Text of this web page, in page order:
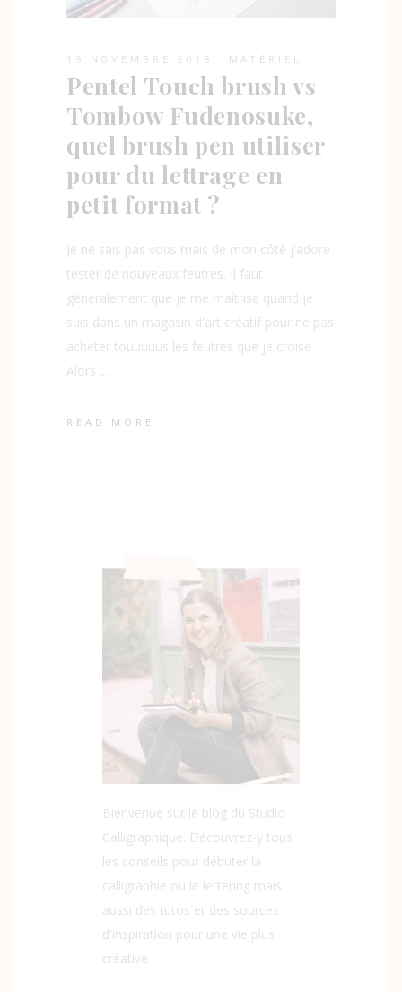
19 NOVEMBRE 2018 MATÉRIEL
Pentel Touch brush vs
Tombow Fudenosuke,
quel brush pen utiliser
pour du lettrage en
petit format ?
Je ne sais pas vous mais de mon côté j'adore
tester de nouveaux feutres. Il faut
généralement que je me maîtrise quand je
suis dans un magasin d'art créatif pour ne pas
acheter touuuuus les feutres que je croise.
Alors
READ MORE
Bienvenue sur le blog du Studio
Calligraphique. Découvrez-y tous
les conseils pour débuter la
calligraphie ou le lettering mais
aussi des tutos et des sources
d'inspiration pour une vie plus
créative !